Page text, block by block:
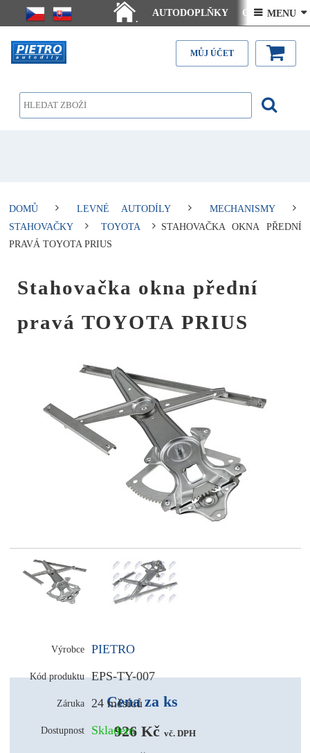
.
AUTODOPLŇKY Ceny doručení
Články - návody Kontakt
 MENU 
MŮJ ÚČET
DOMŮ LEVNÉ AUTODÍLY
MECHANISMY
STAHOVAČKY
TOYOTA
STAHOVAČKA OKNA PŘEDNÍ
PRAVÁ TOYOTA PRIUS
Stahovačka okna přední
pravá TOYOTA PRIUS
Výrobce PIETRO
Kód produktu EPS-TY-007
Záruka 24 měsíců
Dostupnost Skladem
Cena za ks
926 Kč vč. DPH